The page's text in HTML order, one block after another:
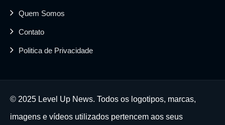
Quem Somos
Contato
Politica de Privacidade
© 2025 Level Up News. Todos os logotipos, marcas,
imagens e vídeos utilizados pertencem aos seus